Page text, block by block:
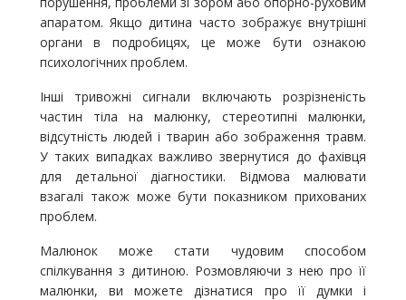
апаратом. Якщо дитина часто зображує внутрішні
органи в подробицях, це може бути ознакою
психологічних проблем.
Інші тривожні сигнали включають розрізненість
частин тіла на малюнку, стереотипні малюнки,
відсутність людей і тварин або зображення травм.
У таких випадках важливо звернутися до фахівця
для детальної діагностики. Відмова малювати
взагалі також може бути показником прихованих
проблем.
Малюнок може стати чудовим способом
спілкування з дитиною. Розмовляючи з нею про її
малюнки, ви можете дізнатися про її думки і